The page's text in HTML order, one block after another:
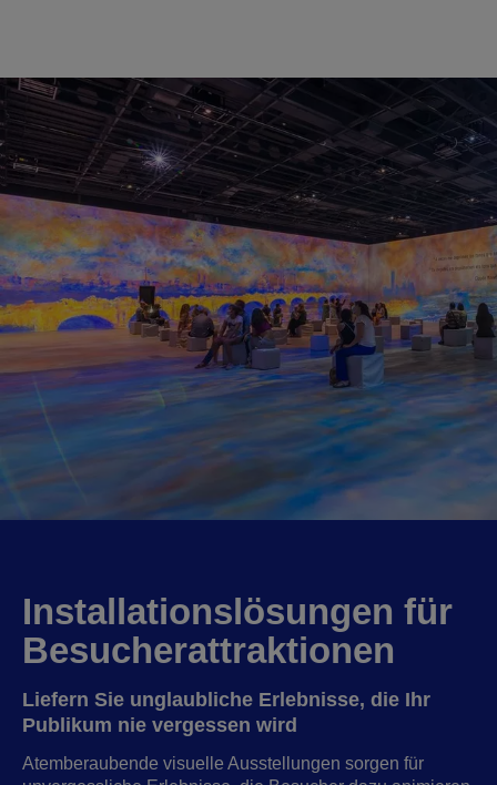
Installationslösungen für
Besucherattraktionen
Liefern Sie unglaubliche Erlebnisse, die Ihr
Publikum nie vergessen wird
Atemberaubende visuelle Ausstellungen sorgen für